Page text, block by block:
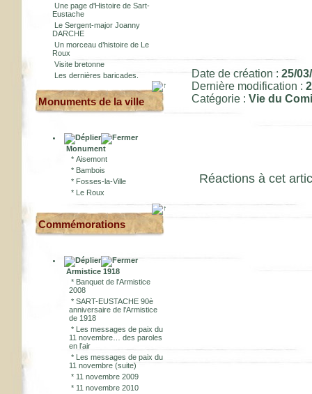
Une page d'Histoire de Sart-
Eustache
Le Sergent-major Joanny
DARCHE
Un morceau d’histoire de Le
Roux
Visite bretonne
Les dernières baricades.
Monuments de la ville
Monument
* Aisemont
* Bambois
* Fosses-la-Ville
* Le Roux
Commémorations
Armistice 1918
* Banquet de l'Armistice
2008
* SART-EUSTACHE 90è
anniversaire de l'Armistice
de 1918
* Les messages de paix du
11 novembre… des paroles
en l’air
* Les messages de paix du
11 novembre (suite)
* 11 novembre 2009
* 11 novembre 2010
Date de création : 25/
Dernière modification :
Catégorie : Vie du
Réactions à cet